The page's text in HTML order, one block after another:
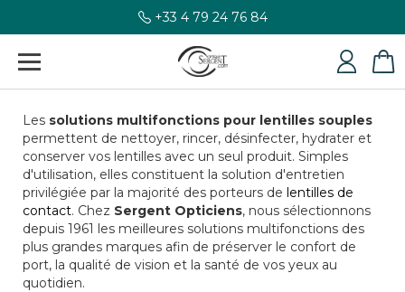
+33 4 79 24 76 84
Les solutions multifonctions pour lentilles souples
permettent de nettoyer, rincer, désinfecter, hydrater et
conserver vos lentilles avec un seul produit. Simples
d'utilisation, elles constituent la solution d'entretien
privilégiée par la majorité des porteurs de lentilles de
contact. Chez Sergent Opticiens, nous sélectionnons
depuis 1961 les meilleures solutions multifonctions des
plus grandes marques afin de préserver le confort de
port, la qualité de vision et la santé de vos yeux au
quotidien.